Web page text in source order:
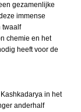
gezamenlijke
immense
twaalf
chemie en het
heeft voor de
in het
anderhalf